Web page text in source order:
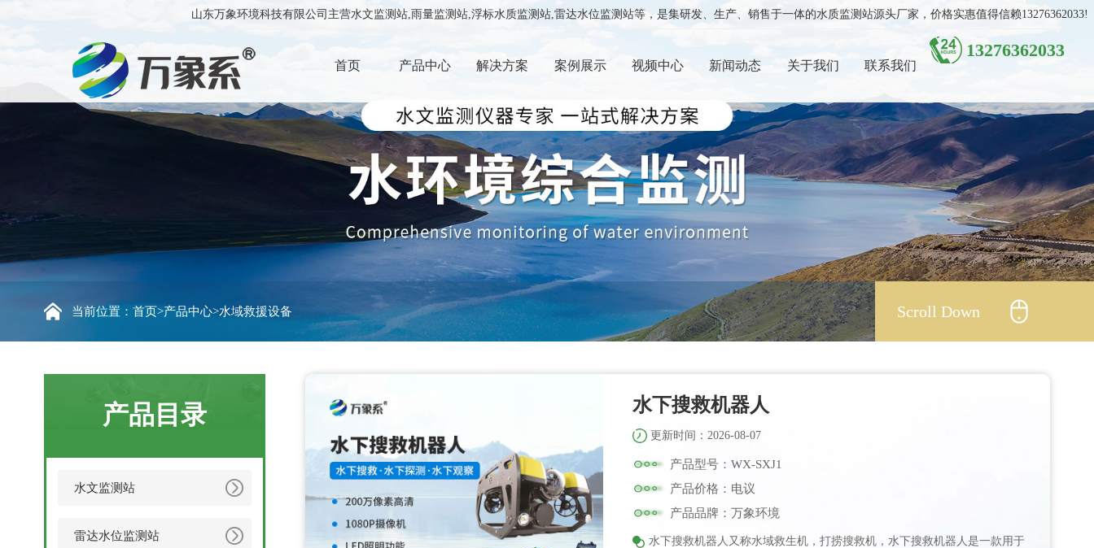
山东万象环境科技有限公司主营水文监测站,雨量监测站,浮标水质监测站,雷达水位监测站等，是集研发、生产、销售于一体的水质监测站源头厂家，价格实惠值得信赖13276362033!
13276362033
首页 产品中心 解决方案 案例展示 视频中心 新闻动态 关于我们 联系我们
当前位置： 首页>产品中心>水域救援设备 Scroll Down
产品目录
水文监测站
雷达水位监测站
水下搜救机器人
更新时间：2026-08-07
产品型号：WX-SXJ1
产品价格：电议
产品品牌：万象环境
水下搜救机器人又称水域救生机，打捞搜救机，水下搜救机器人是一款用于